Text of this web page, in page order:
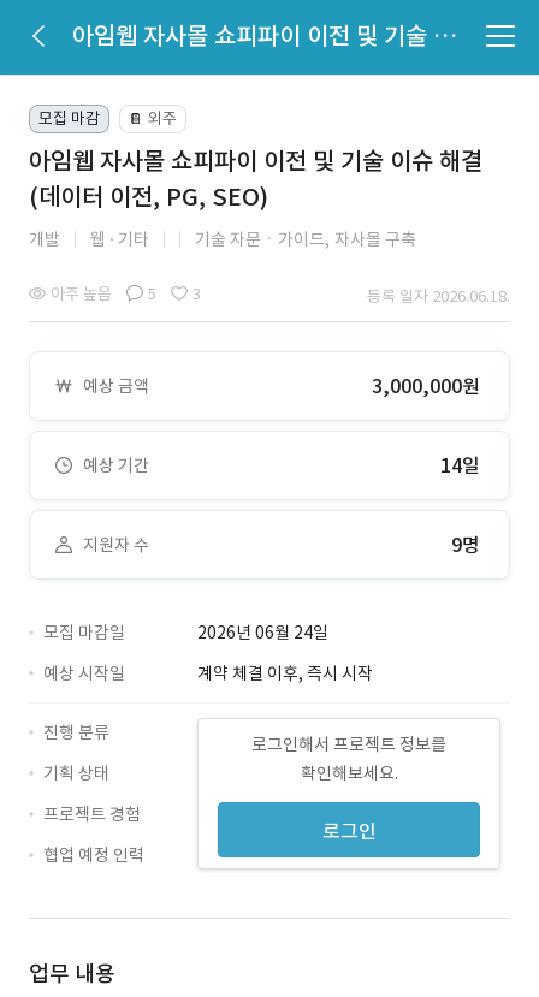
아임웹 자사몰 쇼피파이 이전 및 기술 이슈 해결 (데이터 이전, PG, SEO)
모집 마감 📔 외주
아임웹 자사몰 쇼피파이 이전 및 기술 이슈 해결
(데이터 이전, PG, SEO)
개발 웹 기타 기술 자문ㆍ가이드, 자사몰 구축
아주 높음 5 3 등록 일자 2026.06.18.
예상 금액 3,000,000원
예상 기간 14일
지원자 수 9명
모집 마감일
2026년 06월 24일
예상 시작일
계약 체결 이후, 즉시 시작
로그인해서 프로젝트 정보를
확인해보세요.
로그인
진행 분류
기획 상태
프로젝트 경험
협업 예정 인력
업무 내용